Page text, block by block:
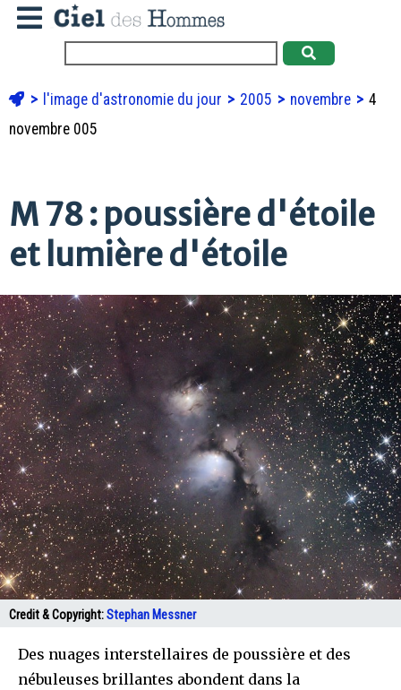
l'image d'astronomie du jour 2005 novembre
4
novembre 005
M 78 : poussière d'étoile
et lumière d'étoile
Credit & Copyright:Stephan Messner
Des nuages interstellaires de poussière et des
nébuleuses brillantes abondent dans la